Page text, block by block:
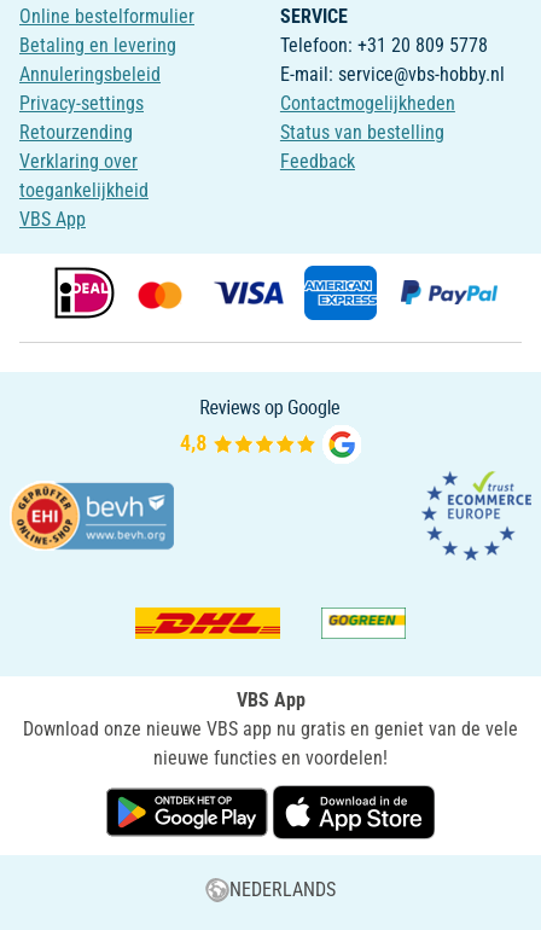
Online bestelformulier
Betaling en levering
Annuleringsbeleid
Privacy-settings
Retourzending
Verklaring over
toegankelijkheid
VBS App
SERVICE
Telefoon: +31 20 809 5778
E-mail: service@vbs-hobby.nl
Contactmogelijkheden
Status van bestelling
Feedback
VBS App
Download onze nieuwe VBS app nu gratis en geniet van de vele
nieuwe functies en voordelen!
NEDERLANDS